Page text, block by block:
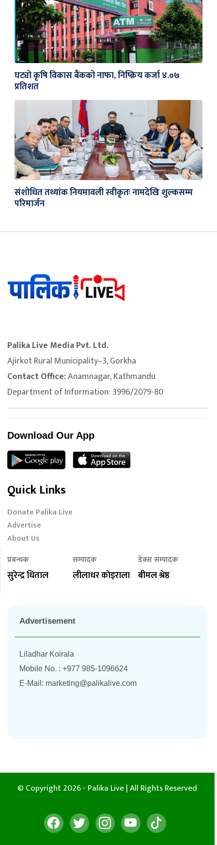
घट्यो कृषि विकास बैंकको नाफा, निष्क्रिय कर्जा ४.०७
प्रतिशत
संशोधित तथ्यांक नियमावली स्वीकृतः नामदेखि शुल्कसम्म
परिमार्जन
Palika Live Media Pvt. Ltd.
Ajirkot Rural Municipality–3, Gorkha
Contact Office:Anamnagar, Kathmandu
Department of Information: 3996/2079-80
Download Our App
Quick Links
Donate Palika Live
Advertise
About Us
प्रबन्धक
सुरेन्द्र धिताल
सम्पादक
लीलाधर काेइराला
डेक्स सम्पादक
बीमल श्रेष्ठ
Advertisement
Liladhar Koirala
Mobile No. : +977 985-1096624
E-Mail: marketing@palikalive.com
© Copyright 2026 - Palika Live | All Rights Reserved